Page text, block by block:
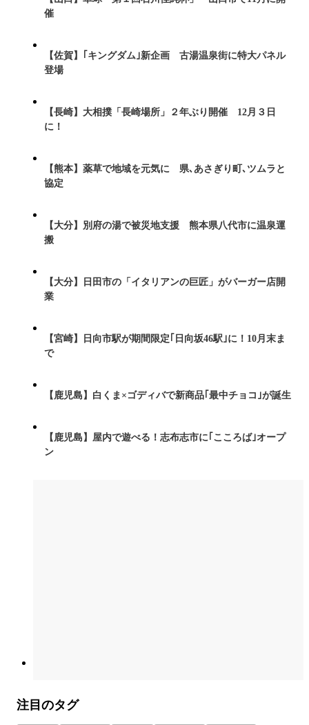
催
【佐賀】｢キングダム｣新企画 古湯温泉街に特大パネル
登場
【長崎】大相撲「長崎場所」２年ぶり開催 12月３日
に！
【熊本】薬草で地域を元気に 県､あさぎり町､ツムラと
協定
【大分】別府の湯で被災地支援 熊本県八代市に温泉運
搬
【大分】日田市の「イタリアンの巨匠」がバーガー店開
業
【宮崎】日向市駅が期間限定｢日向坂46駅｣に！10月末ま
で
【鹿児島】白くま×ゴディバで新商品｢最中チョコ｣が誕生
【鹿児島】屋内で遊べる！志布志市に｢こころば｣オープ
ン
注目のタグ